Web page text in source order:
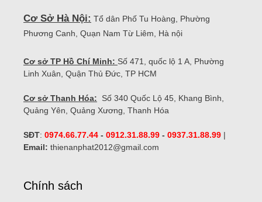
Cơ Sở Hà Nội: Tổ dân Phố Tu Hoàng, Phường
Phương Canh, Quạn Nam Từ Liêm, Hà nội
Cơ sở TP Hồ Chí Minh: Số 471, quốc lộ 1 A, Phường
Linh Xuân, Quận Thủ Đức, TP HCM
Cơ sở Thanh Hóa: Số 340 Quốc Lộ 45, Khang Bình,
Quảng Yên, Quảng Xương, Thanh Hóa
SĐT: 0974.66.77.44 - 0912.31.88.99 - 0937.31.88.99 |
Email: thienanphat2012@gmail.com
Chính sách